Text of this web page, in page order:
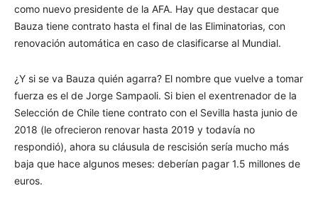
como nuevo presidente de la AFA. Hay que destacar que
Bauza tiene contrato hasta el final de las Eliminatorias, con
renovación automática en caso de clasificarse al Mundial.
¿Y si se va Bauza quién agarra? El nombre que vuelve a tomar
fuerza es el de Jorge Sampaoli. Si bien el exentrenador de la
Selección de Chile tiene contrato con el Sevilla hasta junio de
2018 (le ofrecieron renovar hasta 2019 y todavía no
respondió), ahora su cláusula de rescisión sería mucho más
baja que hace algunos meses: deberían pagar 1.5 millones de
euros.